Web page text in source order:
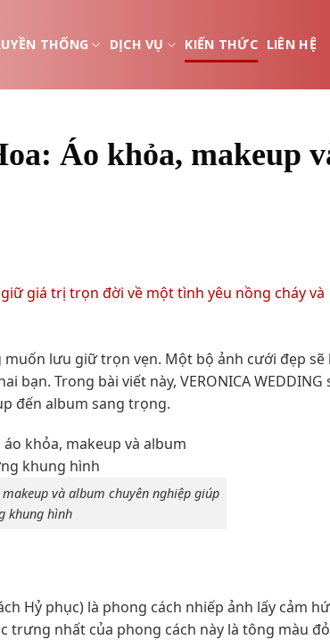
THỐNG DỊCH VỤ KIẾN THỨC LIÊN HỆ
Áo khỏa, makeup
lưu giữ trọn vẹn. Một bộ ảnh cưới đẹp sẽ
Trong bài viết này, VERONICA WEDDING
đến album sang trọng.
và album chuyên nghiệp giúp
khung hình
Hỷ phục) là phong cách nhiếp ảnh lấy cảm
trưng nhất của phong cách này là tông màu đỏ